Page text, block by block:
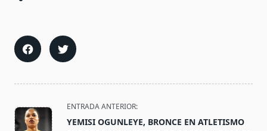
<span
class="nav-
ENTRADA ANTERIOR:
YEMISI OGUNLEYE, BRONCE EN ATLETISMO